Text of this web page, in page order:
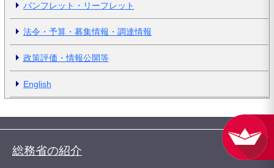
パンフレット・リーフレット
法令・予算・募集情報・調達情報
政策評価・情報公開等
English
総務省の紹介